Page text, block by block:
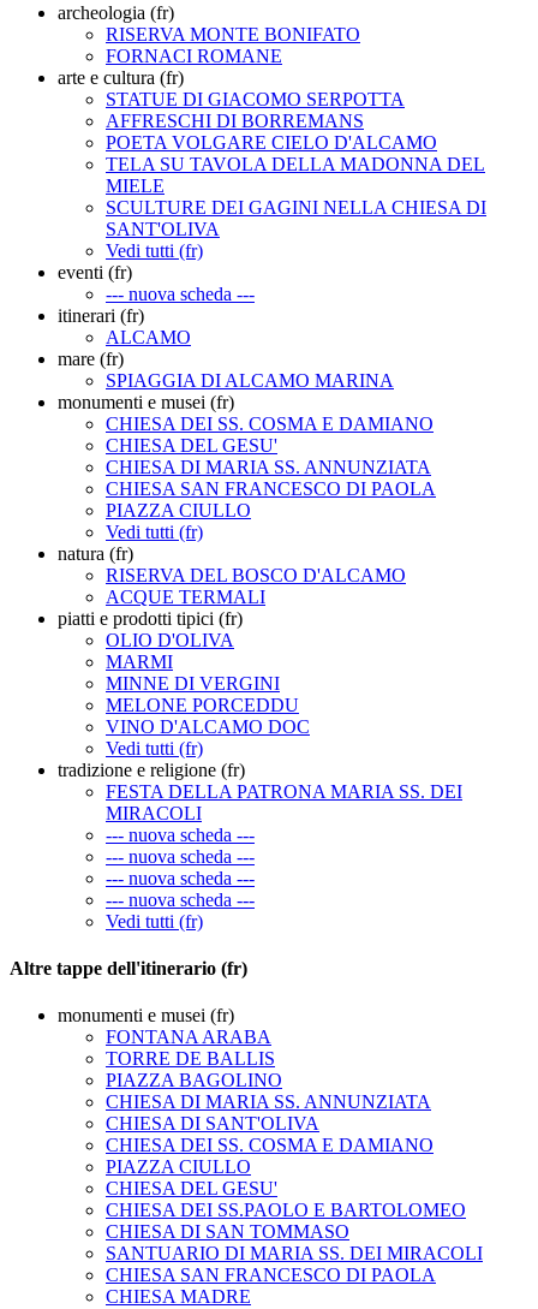
archeologia (fr)
RISERVA MONTE BONIFATO
FORNACI ROMANE
arte e cultura (fr)
STATUE DI GIACOMO SERPOTTA
AFFRESCHI DI BORREMANS
POETA VOLGARE CIELO D'ALCAMO
TELA SU TAVOLA DELLA MADONNA DEL
MIELE
SCULTURE DEI GAGINI NELLA CHIESA DI
SANT'OLIVA
Vedi tutti (fr)
eventi (fr)
--- nuova scheda ---
itinerari (fr)
ALCAMO
mare (fr)
SPIAGGIA DI ALCAMO MARINA
monumenti e musei (fr)
CHIESA DEI SS. COSMA E DAMIANO
CHIESA DEL GESU'
CHIESA DI MARIA SS. ANNUNZIATA
CHIESA SAN FRANCESCO DI PAOLA
PIAZZA CIULLO
Vedi tutti (fr)
natura (fr)
RISERVA DEL BOSCO D'ALCAMO
ACQUE TERMALI
piatti e prodotti tipici (fr)
OLIO D'OLIVA
MARMI
MINNE DI VERGINI
MELONE PORCEDDU
VINO D'ALCAMO DOC
Vedi tutti (fr)
tradizione e religione (fr)
FESTA DELLA PATRONA MARIA SS. DEI
MIRACOLI
--- nuova scheda ---
--- nuova scheda ---
--- nuova scheda ---
--- nuova scheda ---
Vedi tutti (fr)
Altre tappe dell'itinerario (fr)
monumenti e musei (fr)
FONTANA ARABA
TORRE DE BALLIS
PIAZZA BAGOLINO
CHIESA DI MARIA SS. ANNUNZIATA
CHIESA DI SANT'OLIVA
CHIESA DEI SS. COSMA E DAMIANO
PIAZZA CIULLO
CHIESA DEL GESU'
CHIESA DEI SS.PAOLO E BARTOLOMEO
CHIESA DI SAN TOMMASO
SANTUARIO DI MARIA SS. DEI MIRACOLI
CHIESA SAN FRANCESCO DI PAOLA
CHIESA MADRE